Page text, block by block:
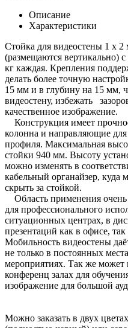
Описание
Характеристики
Стойка для видеостены 1 х
(размещаются вертикально)
кг каждая. Крепления
делать более точную
15 мм и в глубину на 15 мм,
видеостену, избежать
качественное изображение.
Конструкция имеет
колонна и направляющие
профиля. Максимальная
стойки 940 мм. Высоту
можно изменять в
кабельный органайзер, куда
скрыть за стойкой.
Область применения очень
для профессионального
ситуационных центрах, в
презентаций как в офисе,
Мобильность видеостены
не только в постоянных
мероприятиях. Так же может
конференц залах для
изображение для большой
Можно заказать в двух